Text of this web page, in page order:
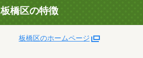
板橋区の特徴
板橋区のホームページ